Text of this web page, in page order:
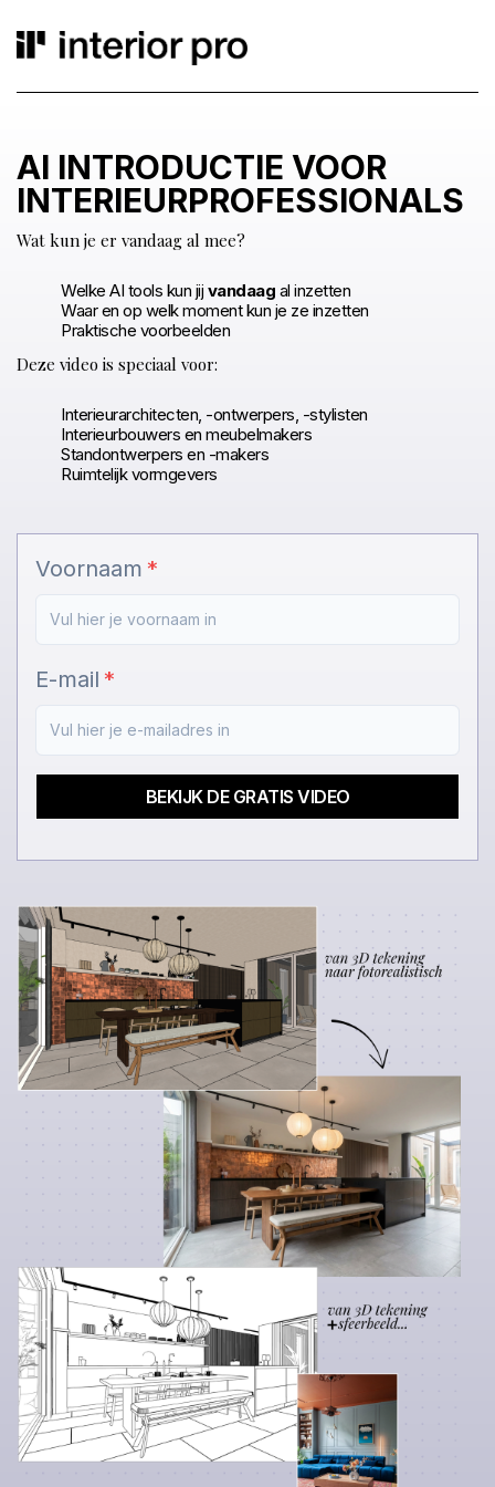
AI INTRODUCTIE VOOR
INTERIEURPROFESSIONALS
Wat kun je er vandaag al mee?
Welke AI tools kun jij vandaag al inzetten
Waar en op welk moment kun je ze inzetten
Praktische voorbeelden
Deze video is speciaal voor:
Interieurarchitecten, -ontwerpers, -stylisten
Interieurbouwers en meubelmakers
Standontwerpers en -makers
Ruimtelijk vormgevers
Voornaam
E-mail
BEKIJK DE GRATIS VIDEO